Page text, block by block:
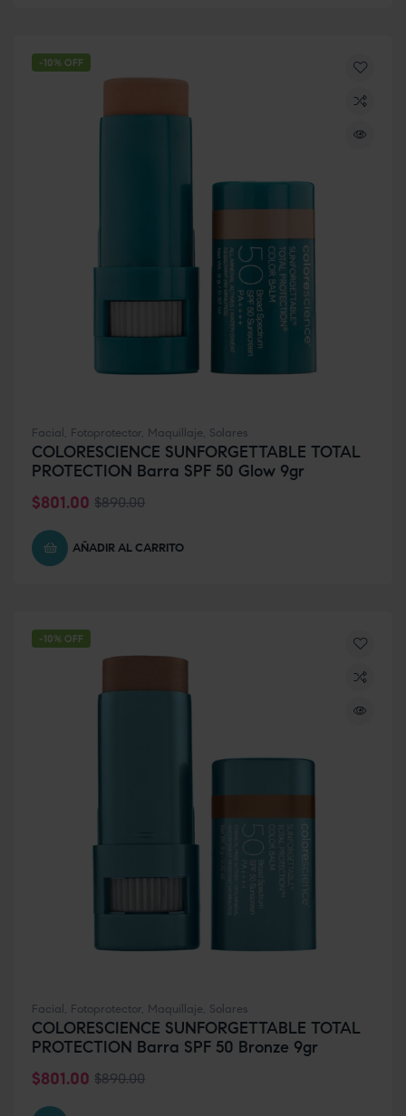
-10% OFF
Facial, Fotoprotector, Maquillaje, Solares
COLORESCIENCE SUNFORGETTABLE TOTAL
PROTECTION Barra SPF 50 Glow 9gr
$890.00
$801.00
AÑADIR AL CARRITO
-10% OFF
Facial, Fotoprotector, Maquillaje, Solares
COLORESCIENCE SUNFORGETTABLE TOTAL
PROTECTION Barra SPF 50 Bronze 9gr
$890.00
$801.00